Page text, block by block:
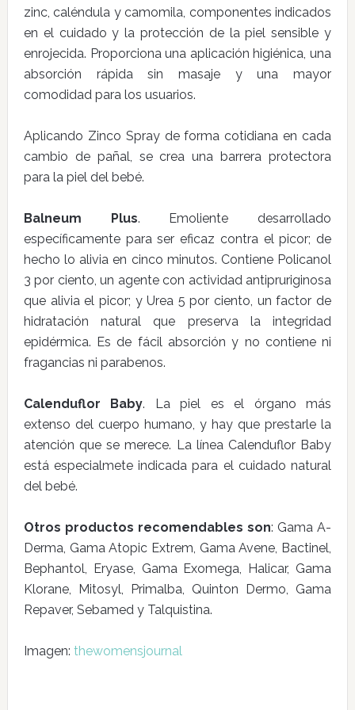
zinc, caléndula y camomila, componentes indicados
en el cuidado y la protección de la piel sensible y
enrojecida. Proporciona una aplicación higiénica, una
absorción rápida sin masaje y una mayor
comodidad para los usuarios.
Aplicando Zinco Spray de forma cotidiana en cada
cambio de pañal, se crea una barrera protectora
para la piel del bebé.
Balneum Plus. Emoliente desarrollado
específicamente para ser eficaz contra el picor; de
hecho lo alivia en cinco minutos. Contiene Policanol
3 por ciento, un agente con actividad antipruriginosa
que alivia el picor; y Urea 5 por ciento, un factor de
hidratación natural que preserva la integridad
epidérmica. Es de fácil absorción y no contiene ni
fragancias ni parabenos.
Calenduflor Baby. La piel es el órgano más
extenso del cuerpo humano, y hay que prestarle la
atención que se merece. La línea Calenduflor Baby
está especialmete indicada para el cuidado natural
del bebé.
Otros productos recomendables son: Gama A-
Derma, Gama Atopic Extrem, Gama Avene, Bactinel,
Bephantol, Eryase, Gama Exomega, Halicar, Gama
Klorane, Mitosyl, Primalba, Quinton Dermo, Gama
Repaver, Sebamed y Talquistina.
Imagen: thewomensjournal